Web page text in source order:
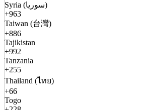
Syria (سوريا)
+963
Taiwan (台灣)
+886
Tajikistan
+992
Tanzania
+255
Thailand (ไทย)
+66
Togo